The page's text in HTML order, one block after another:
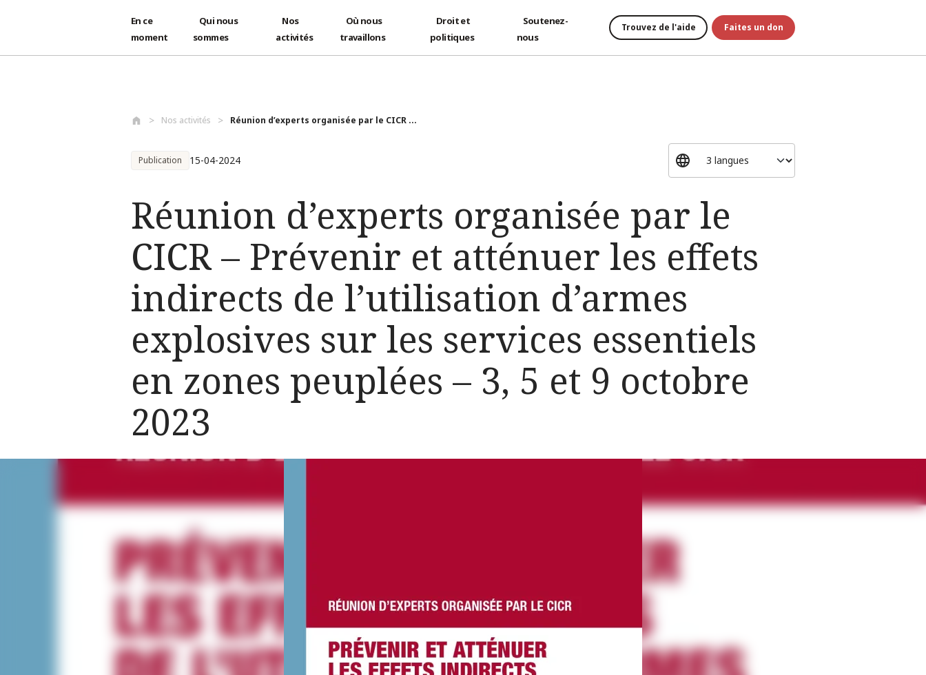
En ce
moment
Qui nous
sommes
Nos
activités
Où nous
travaillons
Droit et
politiques
Soutenez-
nous
Trouvez de l'aide Faites un don
Nos activités Réunion d’experts organisée par le CICR ...
Publication 15-04-2024
Réunion d’experts organisée par le
CICR – Prévenir et atténuer les effets
indirects de l’utilisation d’armes
explosives sur les services essentiels
en zones peuplées – 3, 5 et 9 octobre
2023